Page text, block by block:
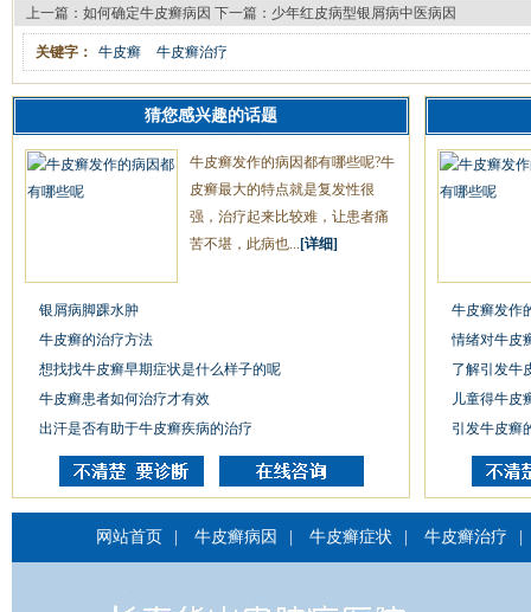
上一篇： 如何确定牛皮癣病因 下一篇： 少年红皮病型银屑病中医病因
关键字： 牛皮癣 牛皮癣治疗
猜您感兴趣的话题
牛皮癣发作的病因都有哪些呢?牛
皮癣最大的特点就是复发性很
强，治疗起来比较难，让患者痛
苦不堪，此病也... [详细]
银屑病脚踝水肿
牛皮癣的治疗方法
想找找牛皮癣早期症状是什么样子的呢
牛皮癣患者如何治疗才有效
出汗是否有助于牛皮癣疾病的治疗
牛皮癣发作
情绪对牛皮
了解引发牛
儿童得牛皮
引发牛皮癣
网站首页 牛皮癣病因 牛皮癣症状 牛皮癣治疗